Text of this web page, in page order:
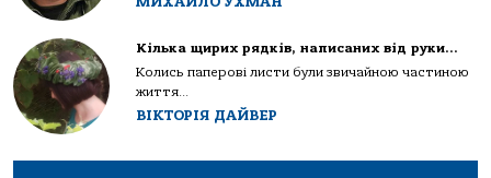
Кілька щирих рядків, написаних від руки…
Колись паперові листи були звичайною частиною
життя...
ВІКТОРІЯ ДАЙВЕР